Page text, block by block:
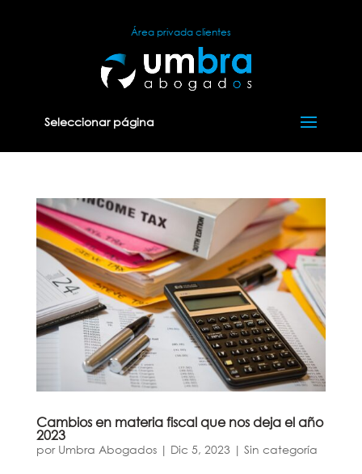
Área privada clientes
Seleccionar página
Cambios en materia fiscal que nos deja el año
2023
por Umbra Abogados| Dic 5, 2023 | Sin categoría